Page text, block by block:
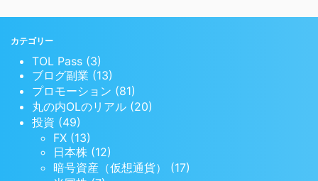
カテゴリー
TOL Pass (3)
ブログ副業 (13)
プロモーション (81)
丸の内OLのリアル (20)
投資 (49)
FX (13)
日本株 (12)
暗号資産（仮想通貨） (17)